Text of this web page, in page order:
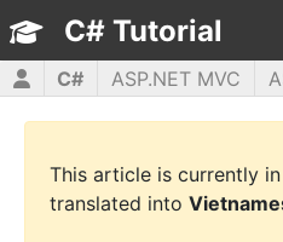
C# Tutorial
C# ASP.NET MVC
HTML5
JavaScript
This article is currently
translated into